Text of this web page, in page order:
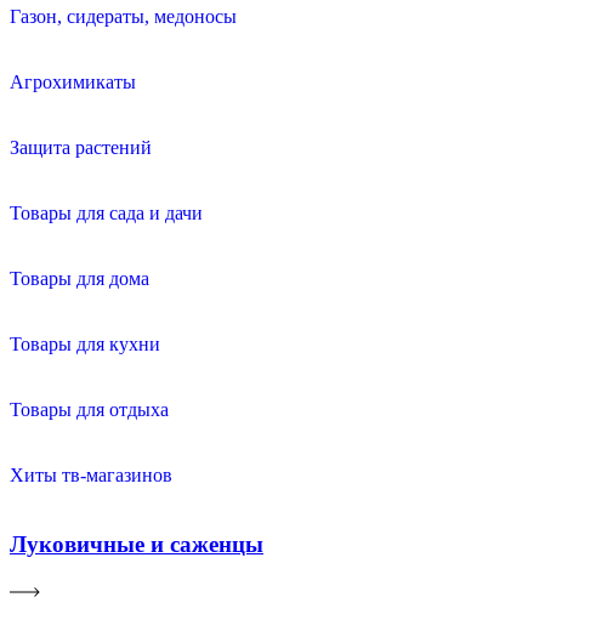
Газон, сидераты, медоносы
Агрохимикаты
Защита растений
Товары для сада и дачи
Товары для дома
Товары для кухни
Товары для отдыха
Хиты тв-магазинов
Луковичные и саженцы